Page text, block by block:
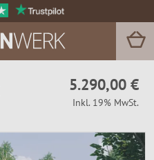
5.290,00 €
Inkl. 19% MwSt.